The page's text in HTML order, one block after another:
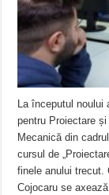
La începutul noului
pentru Proiectare
Mecanică din
cursul de
finele anului trecut.
Cojocaru se